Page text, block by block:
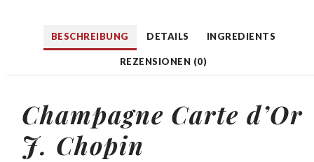
BESCHREIBUNG DETAILS INGREDIENTS
REZENSIONEN (0)
Champagne Carte d’Or
J. Chopin